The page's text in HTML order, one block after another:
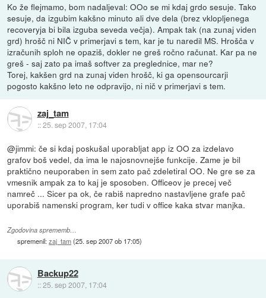
Ko že flejmamo, bom nadaljeval: OOo se mi kdaj grdo sesuje. Tako
sesuje, da izgubim kakšno minuto ali dve dela (brez vklopljenega
recoveryja bi bila izguba seveda večja). Ampak tak (na zunaj viden
grd) hrošč ni NIČ v primerjavi s tem, kar je tu naredil MS. Hrošča v
izračunih sploh ne opaziš, dokler ne greš ročno računat. Kar pa ne
greš - saj zato pa imaš softver za preglednice, mar ne?
Torej, kakšen grd na zunaj viden hrošč, ki ga opensourcarji
pogosto kakšno leto ne odpravijo, ni nič v primerjavi s tem.
zaj_tam
::25. sep 2007, 17:04
@jimmi: če si kdaj poskušal uporabljat app iz OO za izdelavo
grafov boš vedel, da ima le najosnovnejše funkcije. Zame je bil
praktično neuporaben in sem zato pač zdeletiral OO. Ne gre se za
vmesnik ampak za to kaj je sposoben. Officeov je precej več
namreč ... Sicer pa ok, če rabiš napredno nastavljene grafe pač
uporabiš namenski program, ker tudi v office kaka stvar manjka.
Zgodovina sprememb…
spremenil:zaj_tam(25. sep 2007 ob 17:05)
Backup22
::25. sep 2007, 17:04